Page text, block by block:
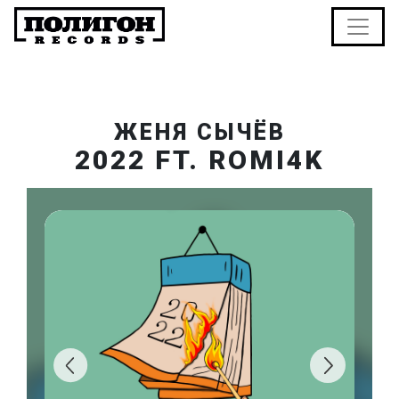
ЖЕНЯ СЫЧЁВ
2022 FT. ROMI4K